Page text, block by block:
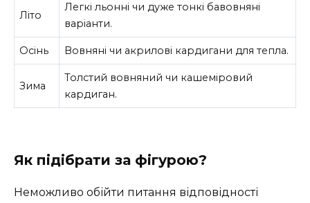
Літо
Легкі льонні чи дуже тонкі бавовняні
варіанти.
Осінь Вовняні чи акрилові кардигани для тепла.
Зима
Толстий вовняний чи кашеміровий
кардиган.
Як підібрати за фігурою?
Неможливо обійти питання відповідності